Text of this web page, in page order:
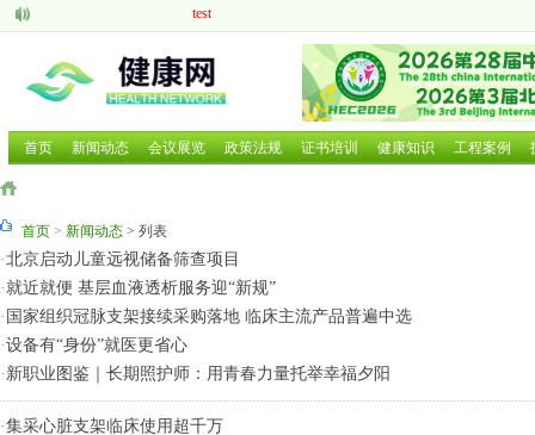
test
脑机接口的研究现状与发展前景
中医药现代化发展大有可为
呼吸道疾病如何防治国家卫健委等部门就近期流感问题
2025 HCE广州国际健康产业博览会
2026年第三届广西国际大健康暨康养产业博览会
首页 新闻动态 会议展览 政策法规 证书培训 健康知识 工程案例
首页 > 新闻动态 > 列表
·北京启动儿童远视储备筛查项目
·就近就便 基层血液透析服务迎“新规”
· 国家组织冠脉支架接续采购落地 临床主流产品普遍中选
·设备有“身份”就医更省心
· 新职业图鉴｜长期照护师：用青春力量托举幸福夕阳
·集采心脏支架临床使用超千万